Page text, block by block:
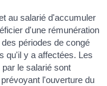
au salarié d'accumuler
d'une rémunération
périodes de congé
qu'il y a affectées. Les
le salarié sont
l'ouverture du